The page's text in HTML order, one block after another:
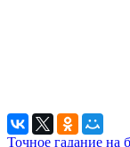
Точное гадание